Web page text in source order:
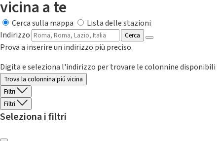
vicina a te
Cerca sulla mappa
Lista delle stazioni
Indirizzo
Cerca
Prova a inserire un indirizzo più preciso.
Digita e seleziona l'indirizzo per trovare le colonnine disponibili
Trova la colonnina piú vicina
Filtri
Filtri
Seleziona i filtri